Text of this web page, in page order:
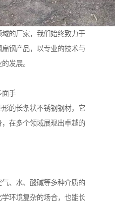
的厂家，我们始终致力于
钢产品，以专业的技术与
发展。
面手
的长条状不锈钢钢材，它
在多个领域展现出卓越的
、水、酸碱等多种介质的
环境复杂的场合，也能长